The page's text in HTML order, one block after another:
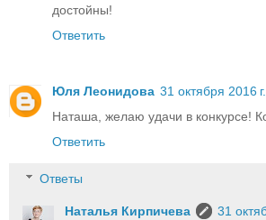
достойны!
Ответить
Юля Леонидова 31 октября 2016
Наташа, желаю удачи в конкурсе!
Ответить
Ответы
Наталья Кирпичева
31